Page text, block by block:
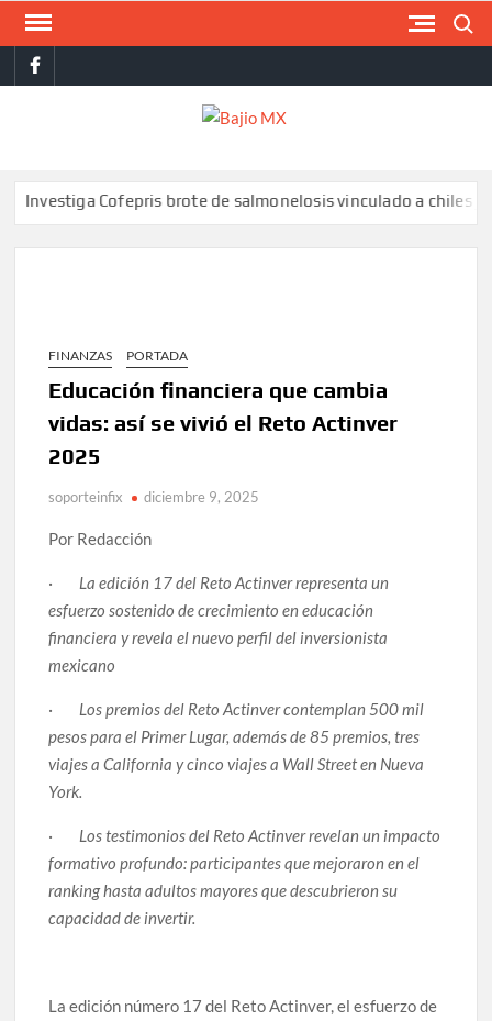
Saltar
contenidofacebook
brote de salmonelosis vinculado a chiles jalapeños de
FINANZAS PORTADA
Educación financiera que cambia
vidas: así se vivió el Reto Actinver
2025
soporteinfix diciembre 9, 2025
Por Redacción
· La edición 17 del Reto Actinver representa un
esfuerzo sostenido de crecimiento en educación
financiera y revela el nuevo perfil del inversionista
mexicano
· Los premios del Reto Actinver contemplan 500 mil
pesos para el Primer Lugar, además de 85 premios, tres
viajes a California y cinco viajes a Wall Street en Nueva
York.
· Los testimonios del Reto Actinver revelan un impacto
formativo profundo: participantes que mejoraron en el
ranking hasta adultos mayores que descubrieron su
capacidad de invertir.
La edición número 17 del Reto Actinver, el esfuerzo de